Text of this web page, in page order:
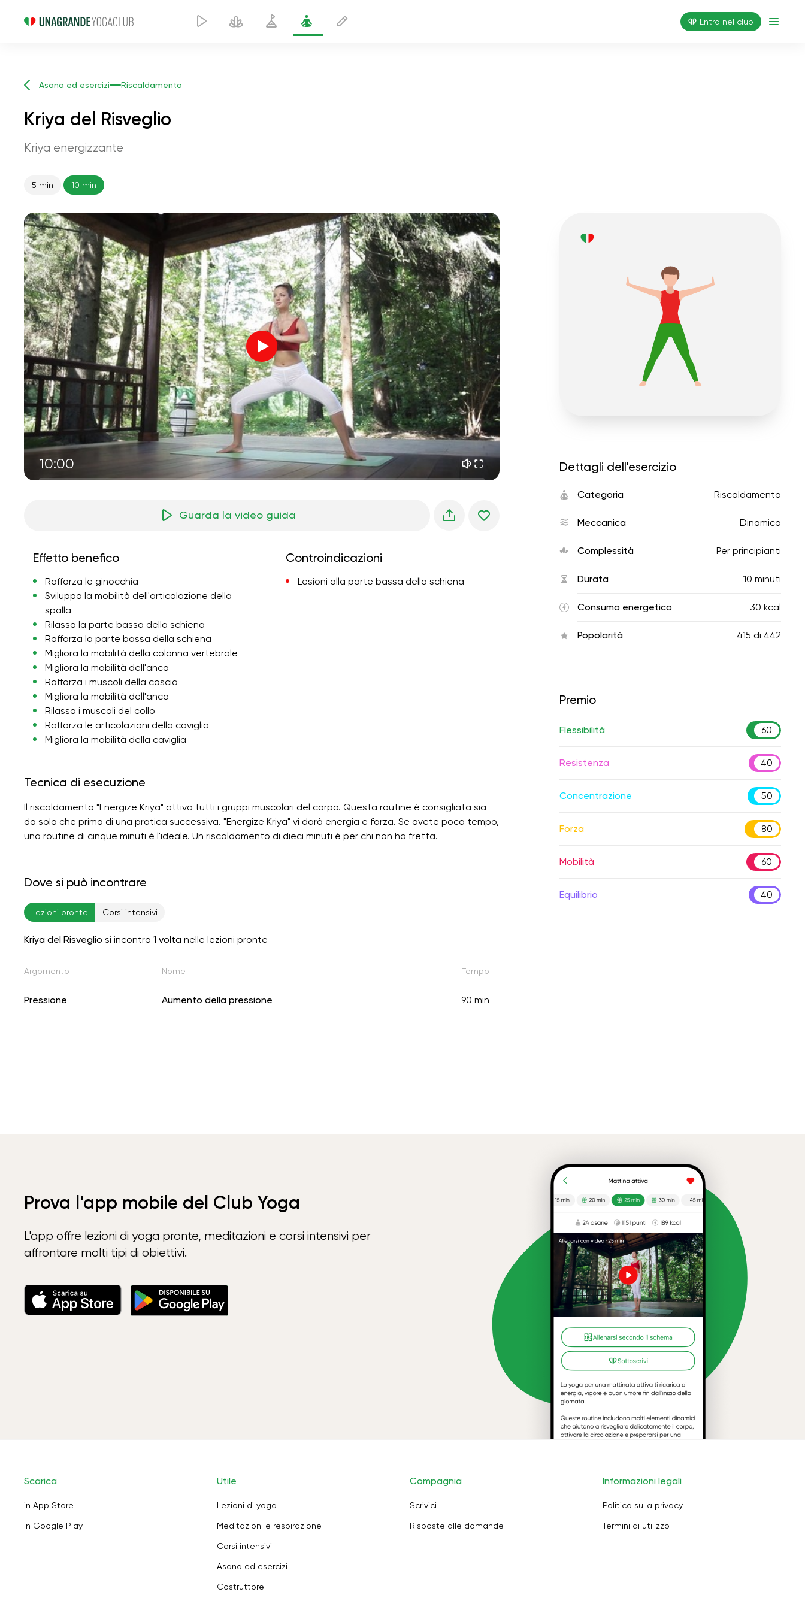
Entra nel club
Asana ed esercizi Riscaldamento
Kriya del Risveglio
Kriya energizzante
5 min 10 min
10:00
Voce dell'istruttore
volo dell'anima 01:44
pace interiore 01:27
sogni mattutini 01:34
freschezza della foresta 05:00
pioggia estiva 02:00
silenzio di montagna 02:00
brezza marina 02:00
la voce del vento 02:00
foresta di primavera 02:00
Guarda la video guida
Effetto benefico
Rafforza le ginocchia
Sviluppa la mobilità dell'articolazione della
spalla
Rilassa la parte bassa della schiena
Rafforza la parte bassa della schiena
Migliora la mobilità della colonna vertebrale
Migliora la mobilità dell'anca
Rafforza i muscoli della coscia
Migliora la mobilità dell'anca
Rilassa i muscoli del collo
Rafforza le articolazioni della caviglia
Migliora la mobilità della caviglia
Controindicazioni
Lesioni alla parte bassa della schiena
Tecnica di esecuzione
Il riscaldamento "Energize Kriya" attiva tutti i gruppi muscolari del corpo. Questa routine è consigliata sia
da sola che prima di una pratica successiva. "Energize Kriya" vi darà energia e forza. Se avete poco tempo,
una routine di cinque minuti è l'ideale. Un riscaldamento di dieci minuti è per chi non ha fretta.
Dove si può incontrare
Lezioni pronte Corsi intensivi
Kriya del Risveglio si incontra 1 volta nelle lezioni pronte
Argomento Nome Tempo
Pressione Aumento della pressione 90 min
Dettagli dell'esercizio
Categoria Riscaldamento
Meccanica Dinamico
Complessità Per principianti
Durata 10 minuti
Consumo energetico 30 kcal
Popolarità 415 di 442
Premio
Flessibilità 60
Resistenza 40
Concentrazione 50
Forza 80
Mobilità 60
Equilibrio 40
Prova l'app mobile del Club Yoga
L'app offre lezioni di yoga pronte, meditazioni e corsi intensivi per
affrontare molti tipi di obiettivi.
Scarica
in App Store
in Google Play
Utile
Lezioni di yoga
Meditazioni e respirazione
Corsi intensivi
Asana ed esercizi
Costruttore
Compagnia
Scrivici
Risposte alle domande
Informazioni legali
Politica sulla privacy
Termini di utilizzo